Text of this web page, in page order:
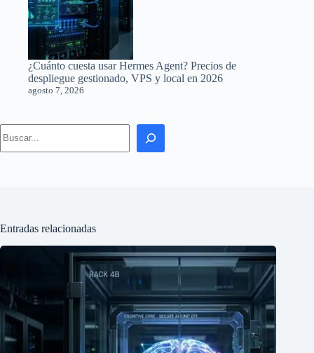
¿Cuánto cuesta usar Hermes Agent? Precios de
despliegue gestionado, VPS y local en 2026
agosto 7, 2026
Entradas relacionadas